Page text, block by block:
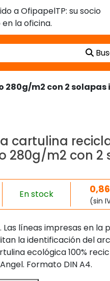
a OfipapelTP: su socio
la oficina.
m2 con 2 solapas
cartulina
280g/m2 con 2
En stock 0,86
(sin
Las líneas impresas en la
la identificación del
ecológica 100%
Formato DIN A4.